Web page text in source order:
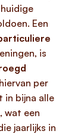
Een
is
per
in bijna alle
wat een
jaarlijks in